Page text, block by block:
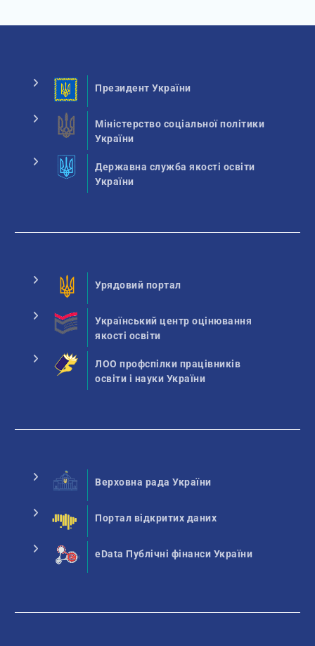
Президент України
Міністерство соціальної політики
України
Державна служба якості освіти
України
Урядовий портал
Український центр оцінювання
якості освіти
ЛОО профспілки працівників
освіти і науки України
Верховна рада України
Портал відкритих даних
eData Публічні фінанси України